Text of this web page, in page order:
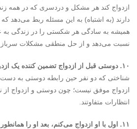
ازدواج کند هر مشکل و دردسری که در همه
دارند (به اشتباه) به این مسئله ربط می‌دهد که
همیشه به سادگی هر شکستی را در زندگی
نسبت می‌دهد و از حل منطقی مشکلات
۱۰. دوستی قبل از ازدواج تضمین کننده یک ازدواج موفق است
‌شناختی که دو نفر حین رابطه دوستی به ­دست
ازدواج موفق نیست؛ چون دوستی و ازدواج
انتظارات متفاوتند.
۱۱. اول با او ازدواج می‌کنم، بعد او را